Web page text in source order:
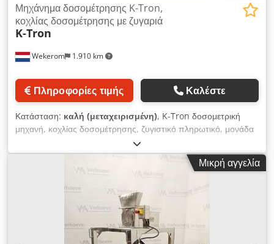
Wekerom 1.910 km
Μηχάνημα δοσομέτρησης K-Tron,
κοχλίας δοσομέτρησης με ζυγαριά
K-Tron
Πληροφορίες τιμής Καλέστε
Κατάσταση: καλή (μεταχειρισμένη), K-Tron δοσομετρική
μηχανή, κοχλίας δοσομέτρησης, ζυγιστικό πληρωτικό, μονάδα
δοσομέτρησης Τύπος: T-35 Περιλαμβάνει ζυγαριά με σύστημα
ελέγχου και οθόνη (άγνωστη λειτουργία) Δείτε τις άλλες μας
αγγελίες VMA Wekerom Dcedewyf Iaepfx AitskΜικρή αγγελία